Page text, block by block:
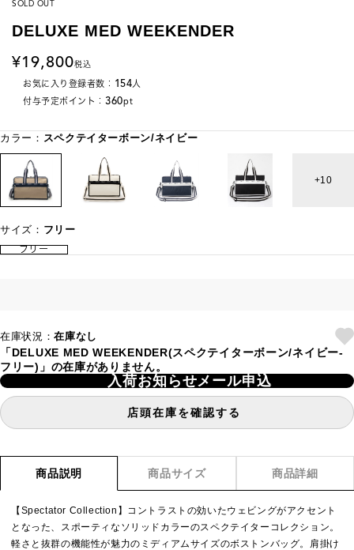
SOLD OUT
DELUXE MED WEEKENDER
19,800税込
お気に入り登録者数： 154人
付与予定ポイント： 360pt
カラー： スペクテイターボーン/ネイビー
10
サイズ： フリー
フリー
在庫状況：在庫なし
「DELUXE MED WEEKENDER(スペクテイターボーン/ネイビー-
フリー)」の在庫がありません。
入荷お知らせメール申込
店頭在庫を確認する
商品説明 商品サイズ 商品詳細
【Spectator Collection】コントラストの効いたウェビングがアクセント
となった、スポーティなソリッドカラーのスペクテイターコレクション。
軽さと抜群の機能性が魅力のミディアムサイズのボストンバッグ。肩掛け